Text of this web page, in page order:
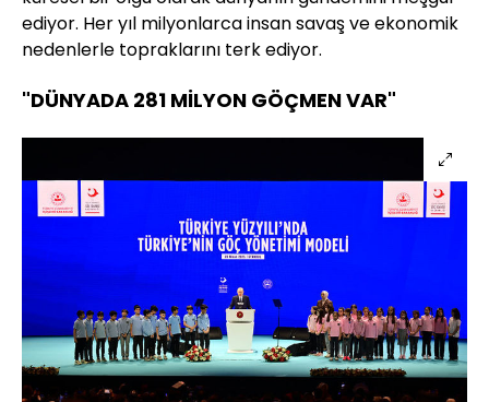
ediyor. Her yıl milyonlarca insan savaş ve ekonomik
nedenlerle topraklarını terk ediyor.
"DÜNYADA 281 MİLYON GÖÇMEN VAR"